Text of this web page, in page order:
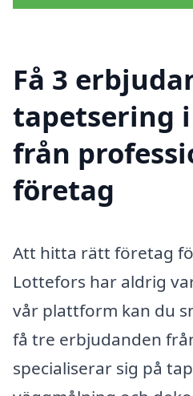
Få 3
tapetsering
från
företag
Att hitta rätt företag
Lottefors har aldrig
vår plattform kan du
få tre erbjudanden
specialiserar sig på